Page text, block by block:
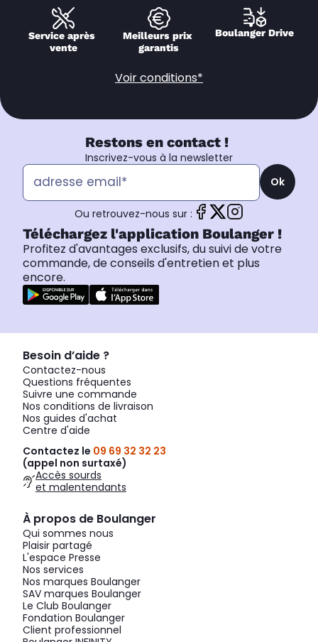
Service après
vente
Meilleurs prix
garantis
Boulanger Drive
Voir conditions*
Restons en contact !
Inscrivez-vous à la newsletter
Ok
Ou retrouvez-nous sur :
Téléchargez l'application Boulanger !
Profitez d'avantages exclusifs, du suivi de votre
commande, de conseils d'entretien et plus
encore.
Besoin d’aide ?
Contactez-nous
Questions fréquentes
Suivre une commande
Nos conditions de livraison
Nos guides d'achat
Centre d'aide
Contactez le 09 69 32 32 23
(appel non surtaxé)
Accès sourds
et malentendants
À propos de Boulanger
Qui sommes nous
Plaisir partagé
L'espace Presse
Nos services
Nos marques Boulanger
SAV marques Boulanger
Le Club Boulanger
Fondation Boulanger
Client professionnel